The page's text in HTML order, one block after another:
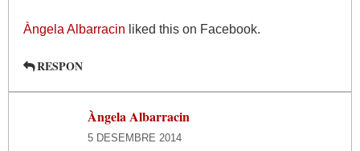
Àngela Albarracin liked this on Facebook.
RESPON
Àngela Albarracin
5 DESEMBRE 2014